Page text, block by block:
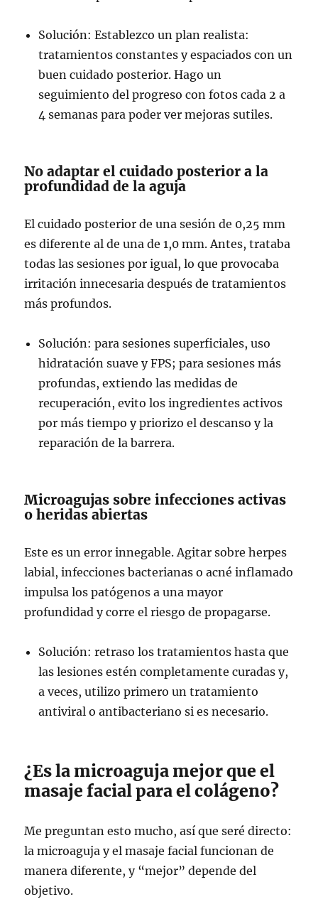
Solución: Establezco un plan realista:
tratamientos constantes y espaciados con un
buen cuidado posterior. Hago un
seguimiento del progreso con fotos cada 2 a
4 semanas para poder ver mejoras sutiles.
No adaptar el cuidado posterior a la
profundidad de la aguja
El cuidado posterior de una sesión de 0,25 mm
es diferente al de una de 1,0 mm. Antes, trataba
todas las sesiones por igual, lo que provocaba
irritación innecesaria después de tratamientos
más profundos.
Solución: para sesiones superficiales, uso
hidratación suave y FPS; para sesiones más
profundas, extiendo las medidas de
recuperación, evito los ingredientes activos
por más tiempo y priorizo el descanso y la
reparación de la barrera.
Microagujas sobre infecciones activas
o heridas abiertas
Este es un error innegable. Agitar sobre herpes
labial, infecciones bacterianas o acné inflamado
impulsa los patógenos a una mayor
profundidad y corre el riesgo de propagarse.
Solución: retraso los tratamientos hasta que
las lesiones estén completamente curadas y,
a veces, utilizo primero un tratamiento
antiviral o antibacteriano si es necesario.
¿Es la microaguja mejor que el
masaje facial para el colágeno?
Me preguntan esto mucho, así que seré directo:
la microaguja y el masaje facial funcionan de
manera diferente, y “mejor” depende del
objetivo.